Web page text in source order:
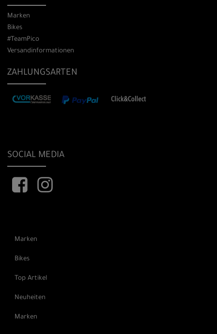
Marken
Bikes
#TeamPico
Versandinformationen
ZAHLUNGSARTEN
SOCIAL MEDIA
Marken
Bikes
Top Artikel
Neuheiten
Marken